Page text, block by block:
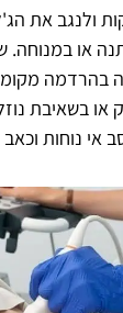
ולנגב את
או במנוחה.
בהרדמה
או בשאיבת
אי נוחות